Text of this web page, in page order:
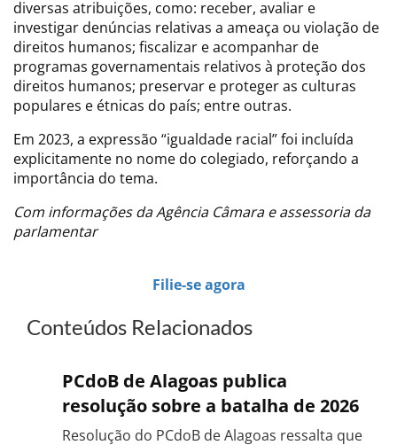
diversas atribuições, como: receber, avaliar e
investigar denúncias relativas a ameaça ou violação de
direitos humanos; fiscalizar e acompanhar de
programas governamentais relativos à proteção dos
direitos humanos; preservar e proteger as culturas
populares e étnicas do país; entre outras.
Em 2023, a expressão “igualdade racial” foi incluída
explicitamente no nome do colegiado, reforçando a
importância do tema.
Com informações da Agência Câmara e assessoria da
parlamentar
Filie-se agora
Conteúdos Relacionados
PCdoB de Alagoas publica
resolução sobre a batalha de 2026
Resolução do PCdoB de Alagoas ressalta que